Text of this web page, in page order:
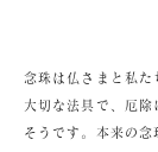
念珠は仏さまと私た
大切な法具で、厄除
そうです。本来の念